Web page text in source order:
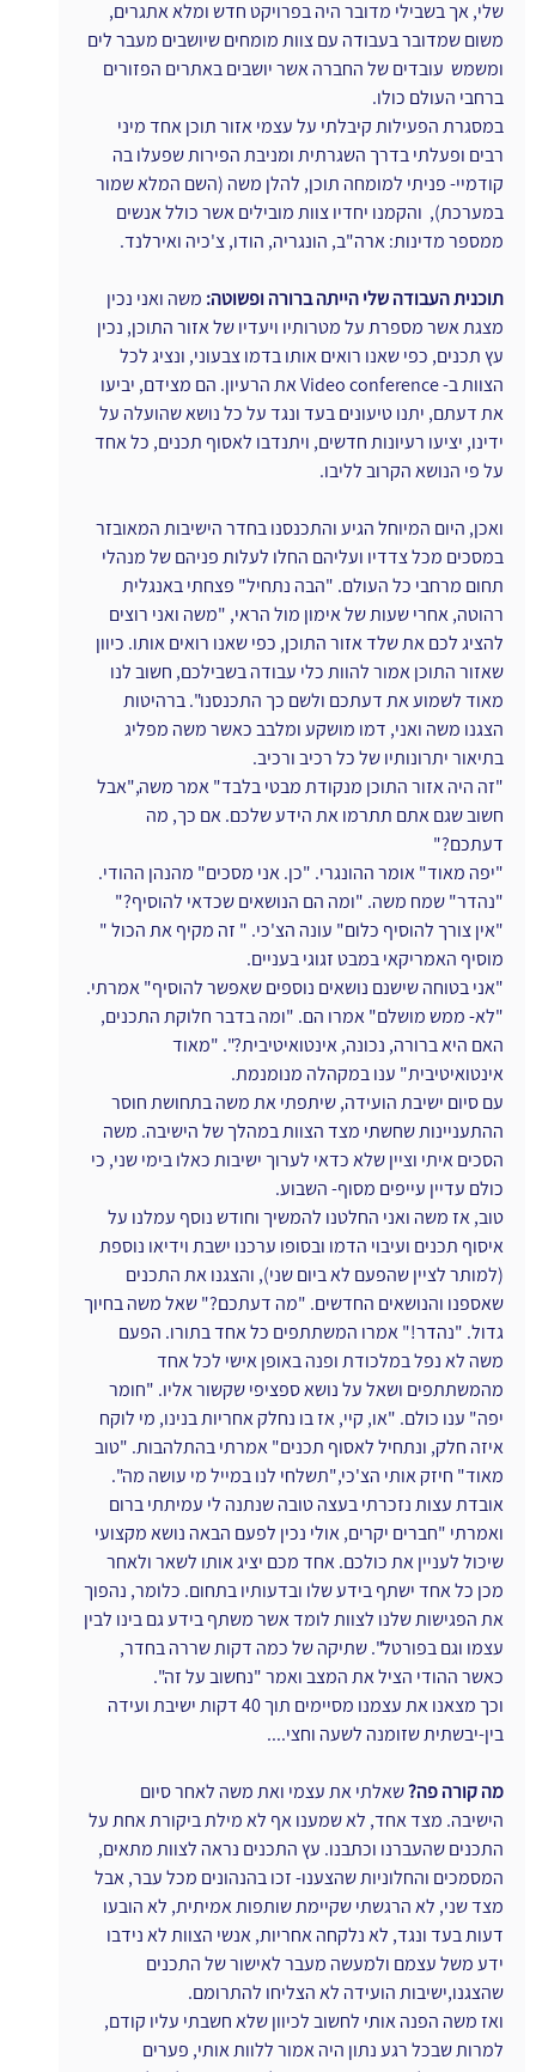
שלי, אך בשבילי מדובר היה בפרויקט חדש ומלא אתגרים,
משום שמדובר בעבודה עם צוות מומחים שיושבים מעבר לים
ומשמש  עובדים של החברה אשר יושבים באתרים הפזורים
ברחבי העולם כולו.
במסגרת הפעילות קיבלתי על עצמי אזור תוכן אחד מיני
רבים ופעלתי בדרך השגרתית ומניבת הפירות שפעלו בה
קודמיי- פניתי למומחה תוכן, להלן משה (השם המלא שמור
במערכת),  והקמנו יחדיו צוות מובילים אשר כולל אנשים
ממספר מדינות: ארה"ב, הונגריה, הודו, צ'כיה ואירלנד.
תוכנית העבודה שלי הייתה ברורה ופשוטה: משה ואני נכין
מצגת אשר מספרת על מטרותיו ויעדיו של אזור התוכן, נכין
עץ תכנים, כפי שאנו רואים אותו בדמו צבעוני, ונציג לכל
הצוות ב- Video conference את הרעיון. הם מצידם, יביעו
את דעתם, יתנו טיעונים בעד ונגד על כל נושא שהועלה על
ידינו, יציעו רעיונות חדשים, ויתנדבו לאסוף תכנים, כל אחד
על פי הנושא הקרוב לליבו.
ואכן, היום המיוחל הגיע והתכנסנו בחדר הישיבות המאובזר
במסכים מכל צדדיו ועליהם החלו לעלות פניהם של מנהלי
תחום מרחבי כל העולם. "הבה נתחיל" פצחתי באנגלית
רהוטה, אחרי שעות של אימון מול הראי, "משה ואני רוצים
להציג לכם את שלד אזור התוכן, כפי שאנו רואים אותו. כיוון
שאזור התוכן אמור להוות כלי עבודה בשבילכם, חשוב לנו
מאוד לשמוע את דעתכם ולשם כך התכנסנו". ברהיטות
הצגנו משה ואני, דמו מושקע ומלבב כאשר משה מפליג
בתיאור יתרונותיו של כל רכיב ורכיב.
"זה היה אזור התוכן מנקודת מבטי בלבד" אמר משה,"אבל
חשוב שגם אתם תתרמו את הידע שלכם. אם כך, מה
דעתכם?"
"יפה מאוד" אומר ההונגרי. "כן. אני מסכים" מהנהן ההודי.
"נהדר" שמח משה. "ומה הם הנושאים שכדאי להוסיף?"
"אין צורך להוסיף כלום" עונה הצ'כי. " זה מקיף את הכול "
מוסיף האמריקאי במבט זגוגי בעניים.
"אני בטוחה שישנם נושאים נוספים שאפשר להוסיף" אמרתי.
"לא- ממש מושלם" אמרו הם. "ומה בדבר חלוקת התכנים,
האם היא ברורה, נכונה, אינטואיטיבית?". "מאוד
אינטואיטיבית" ענו במקהלה מנומנמת.
עם סיום ישיבת הועידה, שיתפתי את משה בתחושת חוסר
ההתעניינות שחשתי מצד הצוות במהלך של הישיבה. משה
הסכים איתי וציין שלא כדאי לערוך ישיבות כאלו בימי שני, כי
כולם עדיין עייפים מסוף- השבוע.
טוב, אז משה ואני החלטנו להמשיך וחודש נוסף עמלנו על
איסוף תכנים ועיבוי הדמו ובסופו ערכנו ישבת וידיאו נוספת
(למותר לציין שהפעם לא ביום שני), והצגנו את התכנים
שאספנו והנושאים החדשים. "מה דעתכם?" שאל משה בחיוך
גדול. "נהדר!" אמרו המשתתפים כל אחד בתורו. הפעם
משה לא נפל במלכודת ופנה באופן אישי לכל אחד
מהמשתתפים ושאל על נושא ספציפי שקשור אליו. "חומר
יפה" ענו כולם. "או, קיי, אז בו נחלק אחריות בנינו, מי לוקח
איזה חלק, ונתחיל לאסוף תכנים" אמרתי בהתלהבות. "טוב
מאוד" חיזק אותי הצ'כי,"תשלחי לנו במייל מי עושה מה".
אובדת עצות נזכרתי בעצה טובה שנתנה לי עמיתתי ברום
ואמרתי "חברים יקרים, אולי נכין לפעם הבאה נושא מקצועי
שיכול לעניין את כולכם. אחד מכם יציג אותו לשאר ולאחר
מכן כל אחד ישתף בידע שלו ובדעותיו בתחום. כלומר, נהפוך
את הפגישות שלנו לצוות לומד אשר משתף בידע גם בינו לבין
עצמו וגם בפורטל". שתיקה של כמה דקות שררה בחדר,
כאשר ההודי הציל את המצב ואמר "נחשוב על זה".
וכך מצאנו את עצמנו מסיימים תוך 40 דקות ישיבת ועידה
בין-יבשתית שזומנה לשעה וחצי....
מה קורה פה? שאלתי את עצמי ואת משה לאחר סיום
הישיבה. מצד אחד, לא שמענו אף לא מילת ביקורת אחת על
התכנים שהעברנו וכתבנו. עץ התכנים נראה לצוות מתאים,
המסמכים והחלוניות שהצענו- זכו בהנהונים מכל עבר, אבל
מצד שני, לא הרגשתי שקיימת שותפות אמיתית, לא הובעו
דעות בעד ונגד, לא נלקחה אחריות, אנשי הצוות לא נידבו
ידע משל עצמם ולמעשה מעבר לאישור של התכנים
שהצגנו,ישיבות הועידה לא הצליחו להתרומם.
ואז משה הפנה אותי לחשוב לכיוון שלא חשבתי עליו קודם,
למרות שבכל רגע נתון היה אמור ללוות אותי, פערים